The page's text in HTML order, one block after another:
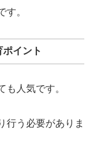
す。
イント
も人気です。
行う必要がありま